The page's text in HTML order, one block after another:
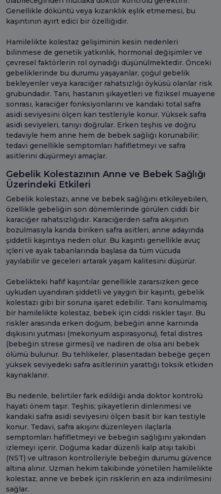
Genellikle döküntü veya kızarıklık eşlik etmemesi, bu
kaşıntının ayırt edici bir özelliğidir.
Hamilelikte kolestaz gelişiminin kesin nedenleri
bilinmese de genetik yatkınlık, hormonal değişimler ve
çevresel faktörlerin rol oynadığı düşünülmektedir. Önceki
gebeliklerinde bu durumu yaşayanlar, çoğul gebelik
bekleyenler veya karaciğer rahatsızlığı öyküsü olanlar risk
grubundadır. Tanı, hastanın şikayetleri ve fiziksel muayene
sonrası, karaciğer fonksiyonlarını ve kandaki total safra
asidi seviyesini ölçen kan testleriyle konur. Yüksek safra
asidi seviyeleri, tanıyı doğrular. Erken teşhis ve doğru
tedaviyle hem anne hem de bebek sağlığı korunabilir;
tedavi genellikle semptomları hafifletmeyi ve safra
asitlerini düşürmeyi amaçlar.
Gebelik Kolestazının Anne ve Bebek Sağlığı
Üzerindeki Etkileri
Gebelik kolestazı, anne ve bebek sağlığını etkileyebilen,
özellikle gebeliğin son dönemlerinde görülen ciddi bir
karaciğer rahatsızlığıdır. Karaciğerden safra akışının
bozulmasıyla kanda biriken safra asitleri, anne adayında
şiddetli kaşıntıya neden olur. Bu kaşıntı genellikle avuç
içleri ve ayak tabanlarında başlasa da tüm vücuda
yayılabilir ve geceleri artarak yaşam kalitesini düşürür.
Gebelikteki hafif kaşıntılar genellikle zararsızken gece
uykudan uyandıran şiddetli ve yaygın bir kaşıntı, gebelik
kolestazı gibi bir soruna işaret edebilir. Tanı konulmamış
bir hamilelikte kolestaz, bebek için ciddi riskler taşır. Bu
riskler arasında erken doğum, bebeğin anne karnında
dışkısını yutması (mekonyum aspirasyonu), fetal distres
(bebeğin strese girmesi) ve nadiren de olsa ani bebek
ölümü bulunur. Bu tehlikeler, plasentadan bebeğe geçen
yüksek seviyedeki safra asitlerinin yarattığı toksik etkiden
kaynaklanır.
Bu nedenle, belirtiler fark edildiği anda doktor kontrolü
hayati önem taşır. Teşhis; şikayetlerin dinlenmesi ve
kandaki safra asidi seviyesini ölçen basit bir kan testiyle
konur. Tedavi, safra akışını düzenleyen ilaçlarla
semptomları hafifletmeyi ve bebeğin sağlığını yakından
izlemeyi içerir. Doğuma kadar düzenli kalp atışı takibi
(NST) ve ultrason kontrolleriyle bebeğin durumu güvence
altına alınır. Uzman hekim takibinde yönetilen hamilelikte
kolestaz, anne ve bebek için risklerin en aza indirilmesini
sağlar.